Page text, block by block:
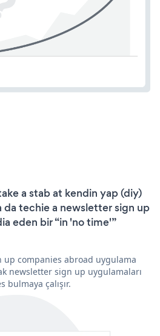
a stab at kendin yap (diy)
techie a newsletter sign up
eden bir “in 'no time'”
companies abroad uygulama
newsletter sign up uygulamaları
bulmaya çalışır.